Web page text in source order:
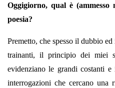
Oggigiorno, qual è
poesia?
Premetto, che spesso il dubbio
trainanti, il principio dei miei
evidenziano le grandi costanti
interrogazioni che cercano una